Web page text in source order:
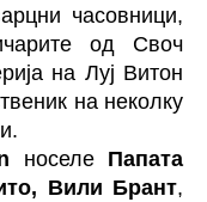
часовници,
од Своч
на Луј Витон
на неколку
носеле Папата
Вили Брант,